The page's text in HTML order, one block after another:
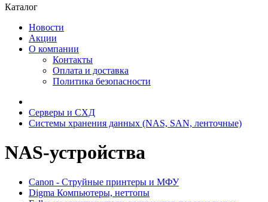
Каталог
Новости
Акции
О компании
Контакты
Оплата и доставка
Политика безопасности
Серверы и СХД
Системы хранения данных (NAS, SAN, ленточные)
NAS-устройства
Canon - Струйные принтеры и МФУ
Digma Компьютеры, неттопы